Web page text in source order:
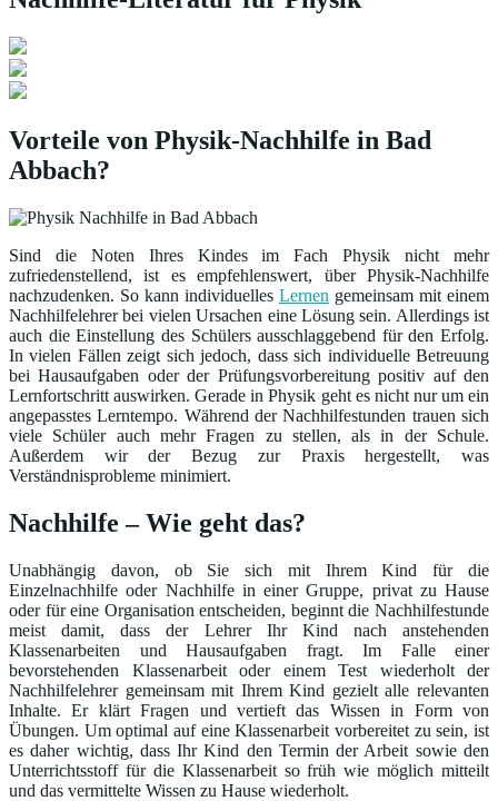
Vorteile von Physik-Nachhilfe in Bad
Abbach?
Sind die Noten Ihres Kindes im Fach Physik nicht mehr
zufriedenstellend, ist es empfehlenswert, über Physik-Nachhilfe
nachzudenken. So kann individuelles Lernen gemeinsam mit einem
Nachhilfelehrer bei vielen Ursachen eine Lösung sein. Allerdings ist
auch die Einstellung des Schülers ausschlaggebend für den Erfolg.
In vielen Fällen zeigt sich jedoch, dass sich individuelle Betreuung
bei Hausaufgaben oder der Prüfungsvorbereitung positiv auf den
Lernfortschritt auswirken. Gerade in Physik geht es nicht nur um ein
angepasstes Lerntempo. Während der Nachhilfestunden trauen sich
viele Schüler auch mehr Fragen zu stellen, als in der Schule.
Außerdem wir der Bezug zur Praxis hergestellt, was
Verständnisprobleme minimiert.
Nachhilfe – Wie geht das?
Unabhängig davon, ob Sie sich mit Ihrem Kind für die
Einzelnachhilfe oder Nachhilfe in einer Gruppe, privat zu Hause
oder für eine Organisation entscheiden, beginnt die Nachhilfestunde
meist damit, dass der Lehrer Ihr Kind nach anstehenden
Klassenarbeiten und Hausaufgaben fragt. Im Falle einer
bevorstehenden Klassenarbeit oder einem Test wiederholt der
Nachhilfelehrer gemeinsam mit Ihrem Kind gezielt alle relevanten
Inhalte. Er klärt Fragen und vertieft das Wissen in Form von
Übungen. Um optimal auf eine Klassenarbeit vorbereitet zu sein, ist
es daher wichtig, dass Ihr Kind den Termin der Arbeit sowie den
Unterrichtsstoff für die Klassenarbeit so früh wie möglich mitteilt
und das vermittelte Wissen zu Hause wiederholt.